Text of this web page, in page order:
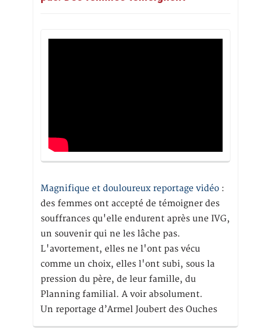
Magnifique et douloureux reportage vidéo :
des femmes ont accepté de témoigner des
souffrances qu'elle endurent après une IVG,
un souvenir qui ne les lâche pas.
L'avortement, elles ne l'ont pas vécu
comme un choix, elles l'ont subi, sous la
pression du père, de leur famille, du
Planning familial. A voir absolument.
Un reportage d’Armel Joubert des Ouches